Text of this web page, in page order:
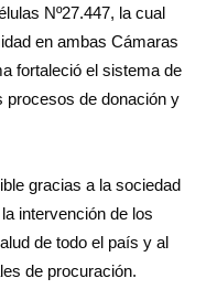
Nº27.447, la cual
en ambas Cámaras
fortaleció el sistema de
procesos de donación y
gracias a la sociedad
intervención de los
de todo el país y al
de procuración.